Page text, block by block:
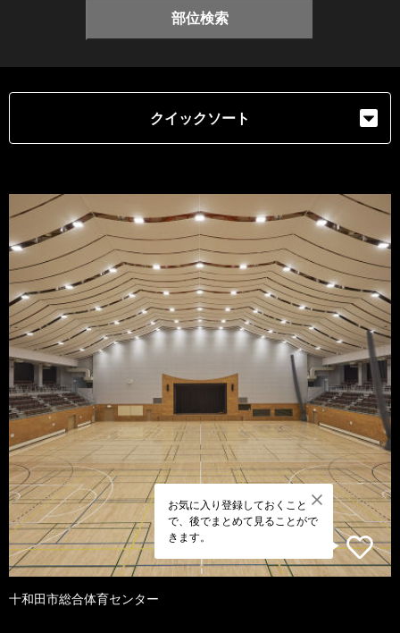
部位検索
クイックソート
お気に入り登録しておくこと
で、後でまとめて見ることがで
きます。
十和田市総合体育センター